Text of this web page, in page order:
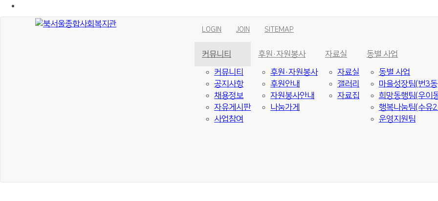
LOGIN JOIN SITEMAP
커뮤니티
커뮤니티
공지사항
채용정보
자유게시판
사업참여
후원·자원봉사
후원·자원봉사
후원안내
자원봉사안내
나눔가게
자료실
자료실
갤러리
자료집
동별 사업
동별 사업
마을성장팀(번3
희망동행팀(우이
행복나눔팀(수유
운영지원팀